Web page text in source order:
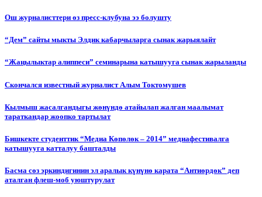
Ош журналисттери өз пресс-клубуна ээ болушту
“Дем” сайты мыкты Элдик кабарчыларга сынак жарыялайт
“Жаңылыктар алиппеси” семинарына катышууга сынак жарыланды
Cкончался известный журналист Алым Токтомушев
Кылмыш жасалгандыгы жөнүндө атайылап жалган маалымат
тараткандар жоопко тартылат
Бишкекте студенттик “Медиа Көпөлөк – 2014” медиафестивалга
катышууга катталуу башталды
Басма сөз эркиндигинин эл аралык күнүнө карата “Антиөрдөк” деп
аталган флеш-моб уюштурулат